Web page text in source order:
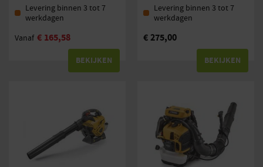
Levering binnen 3 tot 7
werkdagen
Vanaf € 165,58
BEKIJKEN
Levering binnen 3 tot 7
werkdagen
€275,00
BEKIJKEN